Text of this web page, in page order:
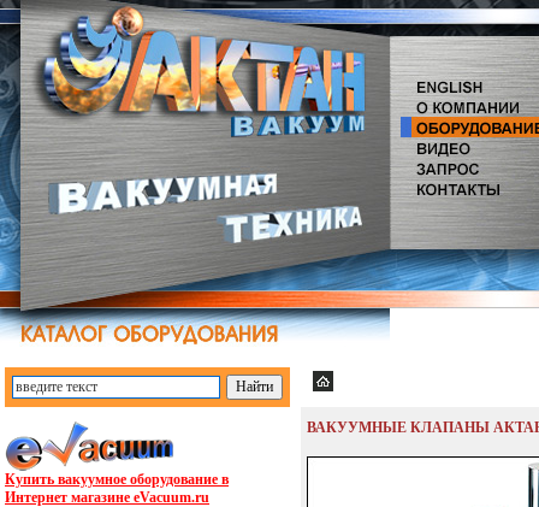
Купить вакуумное оборудование в
Интернет магазине eVacuum.ru
ВАКУУМНЫЕ КЛАПАНЫ